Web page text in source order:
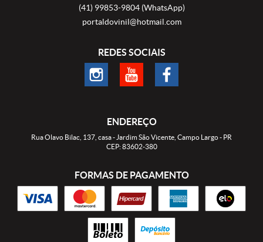
(41)99853-9804 (WhatsApp)
portaldovinil@hotmail.com
REDES SOCIAIS
ENDEREÇO
Rua Olavo Bilac, 137, casa- Jardim São Vicente, Campo Largo- PR
CEP: 83602-380
FORMAS DE PAGAMENTO